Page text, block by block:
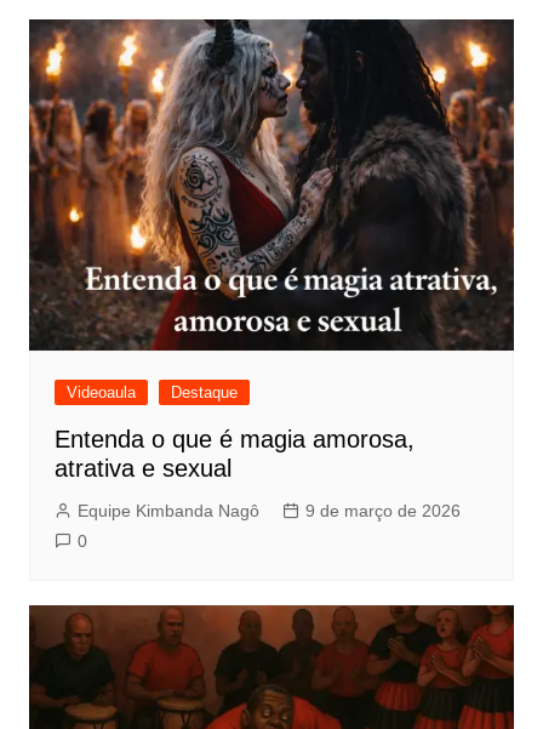
Videoaula Destaque
Entenda o que é magia amorosa,
atrativa e sexual
Equipe Kimbanda Nagô
9 de março de 2026
0